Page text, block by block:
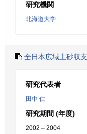
研究機関
北海道大学
全日本広域土砂収
研究代表者
田中 仁
研究期間 (年度)
2002 – 2004